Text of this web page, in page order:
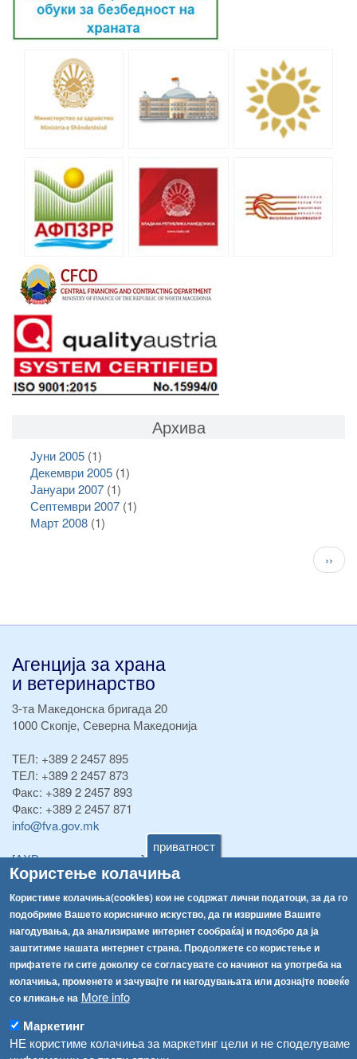
приватност
Користење колачиња
Користиме колачиња(cookies) кои не содржат лични податоци, за да го
подобриме Вашето корисничко искуство, да ги извршиме Вашите
нагодувања, да анализираме интернет сообраќај и подобро да ја
заштитиме нашата интернет страна. Продолжете со користење и
прифатете ги сите доколку се согласувате со начинот на употреба на
колачиња, променете и зачувајте ги нагодувањата или дознајте повеќе
со кликање на More info
Маркетинг
НЕ користиме колачиња за маркетинг цели и не споделуваме
Архива
Јуни 2005(1)
Декември 2005(1)
Јануари 2007(1)
Септември 2007(1)
Март 2008(1)
››
Агенција за храна
и ветеринарство
3-та Македонска бригада 20
1000 Скопје, Северна Македонија
ТЕЛ: +389 2 2457 895
ТЕЛ: +389 2 2457 873
Факс: +389 2 2457 893
Факс: +389 2 2457 871
info@fva.gov.mk
[АХВ-претходна страна]
Соопштенија
Република Бугарија ги засили официјалните контроли при увоз на свежо овошје и зеленчук
Високите температури ризик од труење со храна, опасни се и за животните
Водата во Гостивар може да се користи како техничка, продолжува испораката на флаширана вода
Во Гостивар спроведени 70 вонредни контроли
Забраната за водата во Гостивар останува на сила, операторите да користат само технички безбедна вода
Навигација
Архива
Регистри
Обрасци
Забрани